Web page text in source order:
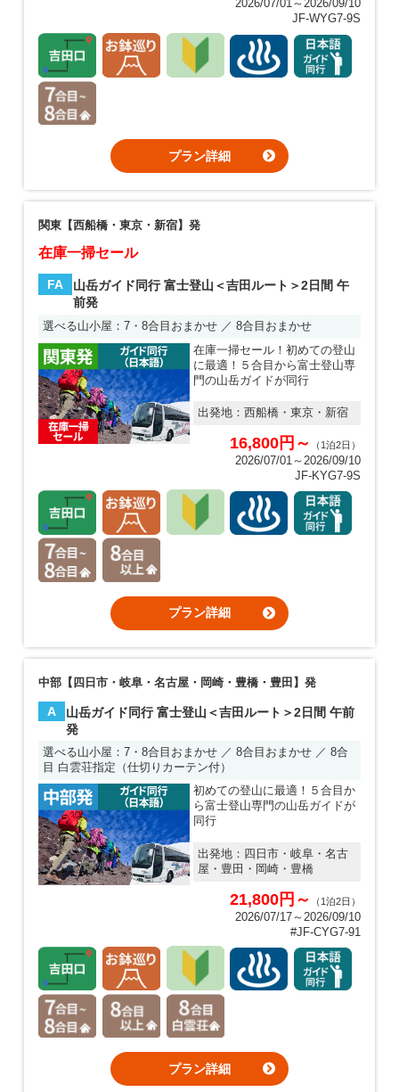
2026/07/01～2026/09/10
JF-WYG7-9S
プラン詳細
関東【西船橋・東京・新宿】発
在庫一掃セール
FA
山岳ガイド同行 富士登山＜吉田ルート＞2日間 午
前発
選べる山小屋：7・8合目おまかせ ／ 8合目おまかせ
在庫一掃セール！初めての登山
に最適！５合目から富士登山専
門の山岳ガイドが同行
出発地： 西船橋・東京・新宿
16,800円～ （1泊2日）
2026/07/01～2026/09/10
JF-KYG7-9S
プラン詳細
中部【四日市・岐阜・名古屋・岡崎・豊橋・豊田】発
A
山岳ガイド同行 富士登山＜吉田ルート＞2日間 午前
発
選べる山小屋：7・8合目おまかせ ／ 8合目おまかせ ／ 8合
目 白雲荘指定（仕切りカーテン付）
初めての登山に最適！５合目か
ら富士登山専門の山岳ガイドが
同行
出発地： 四日市・岐阜・名古
屋・豊田・岡崎・豊橋
21,800円～ （1泊2日）
2026/07/17～2026/09/10
#JF-CYG7-91
プラン詳細